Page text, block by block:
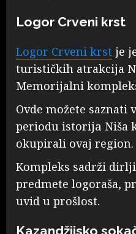
Logor Crveni krst
Logor Crveni krst je
turističkih atrakcija
Memorijalni
Ovde možete saznati
periodu istorijа Niša
okupirali ovaj region.
Kompleks sadrži
predmete logoraša,
uvid u prošlost.
Kazandžijsko